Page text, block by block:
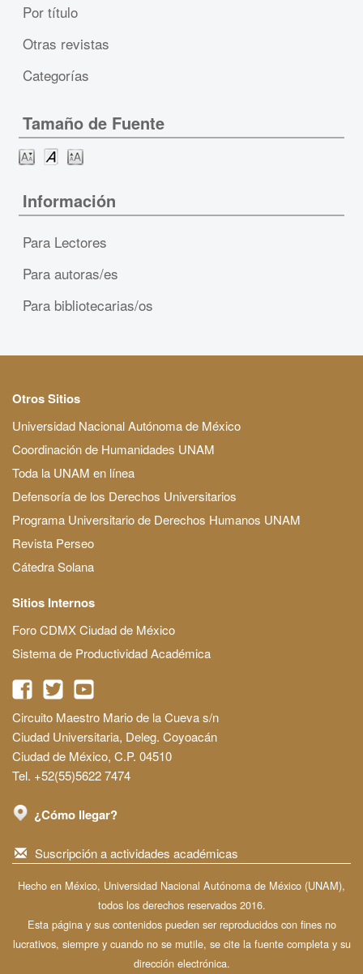
Por título
Otras revistas
Categorías
Tamaño de Fuente
Información
Para Lectores
Para autoras/es
Para bibliotecarias/os
Otros Sitios
Universidad Nacional Autónoma de México
Coordinación de Humanidades UNAM
Toda la UNAM en línea
Defensoría de los Derechos Universitarios
Programa Universitario de Derechos Humanos UNAM
Revista Perseo
Cátedra Solana
Sitios Internos
Foro CDMX Ciudad de México
Sistema de Productividad Académica
Circuito Maestro Mario de la Cueva s/n
Ciudad Universitaria, Deleg. Coyoacán
Ciudad de México, C.P. 04510
Tel. +52(55)5622 7474
¿Cómo llegar?
Suscripción a actividades académicas
Hecho en México, Universidad Nacional Autónoma de México (UNAM),
todos los derechos reservados 2016.
Esta página y sus contenidos pueden ser reproducidos con fines no
lucrativos, siempre y cuando no se mutile, se cite la fuente completa y su
dirección electrónica.